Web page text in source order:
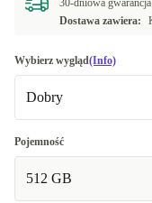
30-dniowa
Dostawa zawiera:
Wybierz wygląd(Info)
Dobry
Dobry
Bardzo dobry
Pojemność
512 GB